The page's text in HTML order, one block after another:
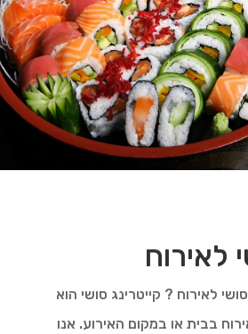
לאירוח
לאירוח ? קייטרינג סושי הוא
בבית או במקום האירוע. אנו